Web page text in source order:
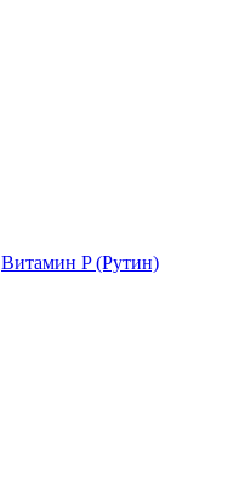
Витамин P (Рутин)